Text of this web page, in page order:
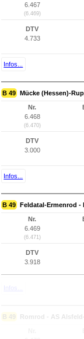
6.467
(6.469)
DTV
4.733
Infos...
B 49 Mücke (Hessen)-
Nr.
6.468
(6.470)
DTV
3.000
Infos...
B 49 Feldatal-Ermenrod -
Nr.
6.469
(6.471)
DTV
3.918
Infos...
B 49 Romrod - AS